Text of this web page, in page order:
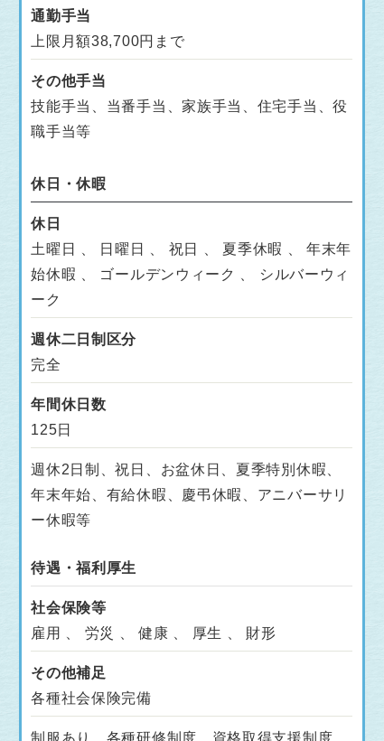
通勤手当
上限月額38,700円まで
その他手当
技能手当、当番手当、家族手当、住宅手当、役
職手当等
休日・休暇
休日
土曜日 、 日曜日 、 祝日 、 夏季休暇 、 年末年
始休暇 、 ゴールデンウィーク 、 シルバーウィ
ーク
週休二日制区分
完全
年間休日数
125日
週休2日制、祝日、お盆休日、夏季特別休暇、
年末年始、有給休暇、慶弔休暇、アニバーサリ
ー休暇等
待遇・福利厚生
社会保険等
雇用 、 労災 、 健康 、 厚生 、 財形
その他補足
各種社会保険完備
制服あり、各種研修制度、資格取得支援制度、